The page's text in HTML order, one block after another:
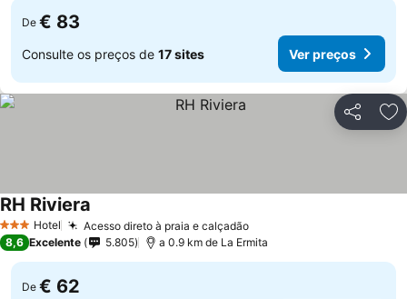
De € 83
Consulte os preços de 17 sites Ver preços
Partilhar
3 EstrelasHotel Acesso direto à praia e calçadãoVer preços
RH Riviera
8,6 Excelente 5.805 a 0.9 km de La Ermita
De € 62